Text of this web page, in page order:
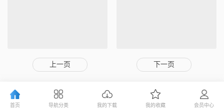
上一页 下一页
首页 导航分类 我的下载 我的收藏 会员中心